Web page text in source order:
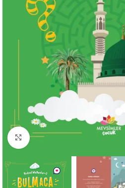
Büyütmek için tıklayın